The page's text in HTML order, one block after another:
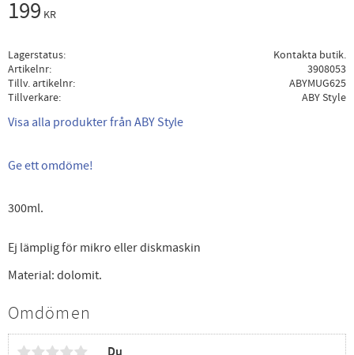
199 KR
Lagerstatus
Kontakta butik.
Artikelnr
3908053
Tillv. artikelnr
ABYMUG625
Tillverkare
ABY Style
Visa alla produkter från ABY Style
Ge ett omdöme!
300ml.
Ej lämplig för mikro eller diskmaskin
Material: dolomit.
Omdömen